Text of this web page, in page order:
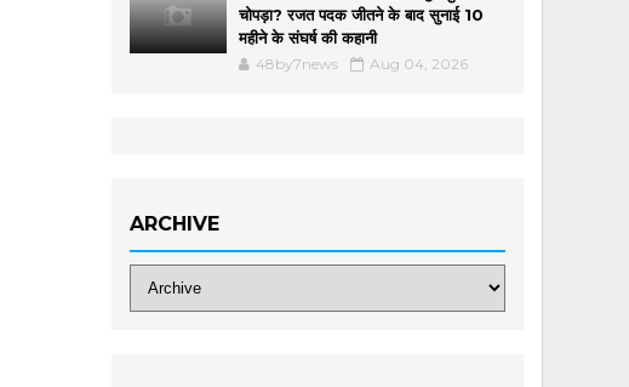
चोपड़ा? रजत पदक जीतने के बाद सुनाई 10
महीने के संघर्ष की कहानी
48by7news Aug 04, 2026
ARCHIVE